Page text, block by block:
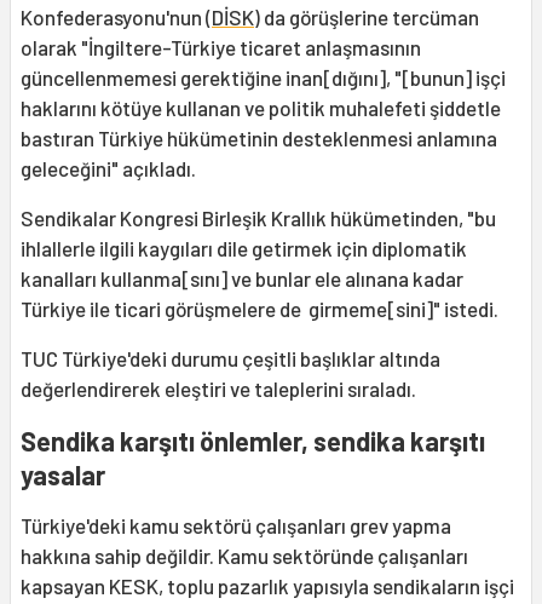
Konfederasyonu'nun (DİSK) da görüşlerine tercüman
olarak "İngiltere-Türkiye ticaret anlaşmasının
güncellenmemesi gerektiğine inan[dığını], "[bunun] işçi
haklarını kötüye kullanan ve politik muhalefeti şiddetle
bastıran Türkiye hükümetinin desteklenmesi anlamına
geleceğini" açıkladı.
Sendikalar Kongresi Birleşik Krallık hükümetinden, "bu
ihlallerle ilgili kaygıları dile getirmek için diplomatik
kanalları kullanma[sını] ve bunlar ele alınana kadar
Türkiye ile ticari görüşmelere de girmeme[sini]" istedi.
TUC Türkiye'deki durumu çeşitli başlıklar altında
değerlendirerek eleştiri ve taleplerini sıraladı.
Sendika karşıtı önlemler, sendika karşıtı
yasalar
Türkiye'deki kamu sektörü çalışanları grev yapma
hakkına sahip değildir. Kamu sektöründe çalışanları
kapsayan KESK, toplu pazarlık yapısıyla sendikaların işçi